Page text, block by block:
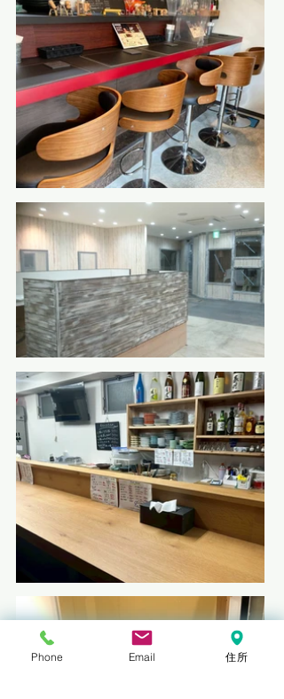
Phone Email 住所